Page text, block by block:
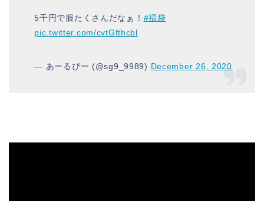
5千円で服たくさんだなぁ！ #福袋
pic.twitter.com/cvtGfthcbl
— あーるぴー (@sg9_9989) December 26, 2020